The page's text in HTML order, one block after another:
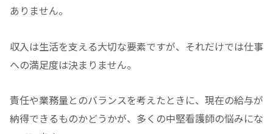
ありません。
収入は生活を支える大切な要素ですが、それだけでは仕事
への満足度は決まりません。
責任や業務量とのバランスを考えたときに、現在の給与が
納得できるものかどうかが、多くの中堅看護師の悩みにな